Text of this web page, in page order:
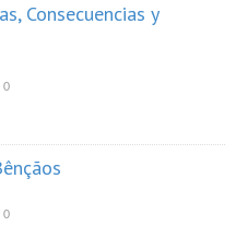
Consecuencias y
0
0